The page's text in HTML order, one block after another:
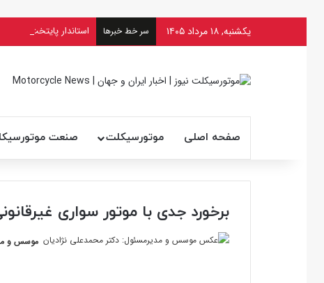
یکشنبه, ۱۸ مرداد ۱۴۰۵ سر خط خبرها
صفحه اصلی موتورسیکلت صنعت
برخورد جدی با موتور سواری
موسس و